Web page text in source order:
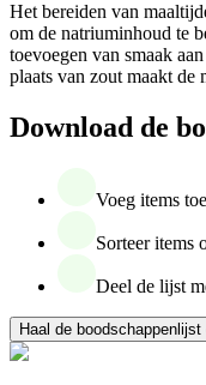
Het bereiden van
om de natriuminhoud te
toevoegen van smaak
plaats van zout maakt de
Download de
Voeg items
Sorteer items
Deel de lijst
Haal de boodschappenlijst